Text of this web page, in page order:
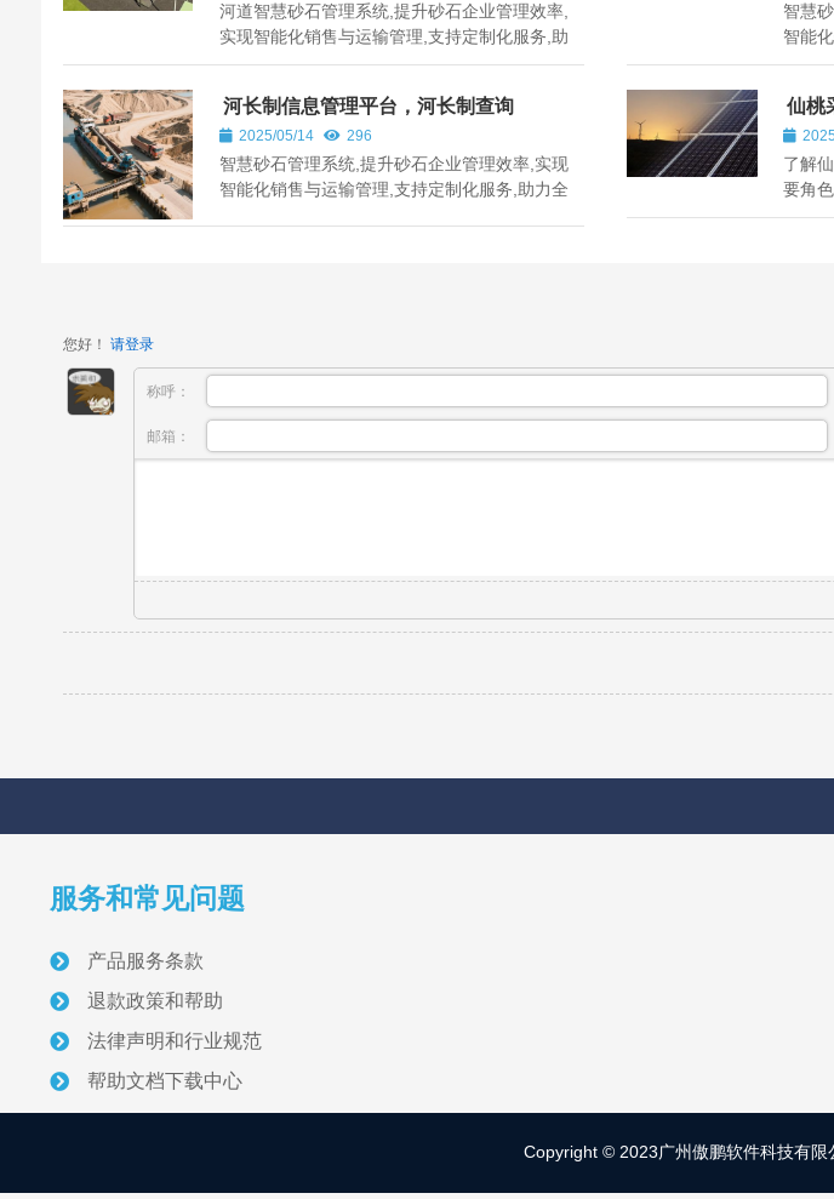
河道智慧砂石管理系统,提升砂石企业管理效率,
实现智能化销售与运输管理,支持定制化服务,助
力全国各地砂石行业发展。
智慧
智能
国各
河长制信息管理平台，河长制查询
2025/05/14 296
智慧砂石管理系统,提升砂石企业管理效率,实现
智能化销售与运输管理,支持定制化服务,助力全
仙桃
锋力
了解
要角
策略
您好！ 请登录
称呼：
邮箱：
服务和常见问题
产品服务条款
退款政策和帮助
法律声明和行业规范
帮助文档下载中心
Copyright © 2023广州傲鹏软件科技有限